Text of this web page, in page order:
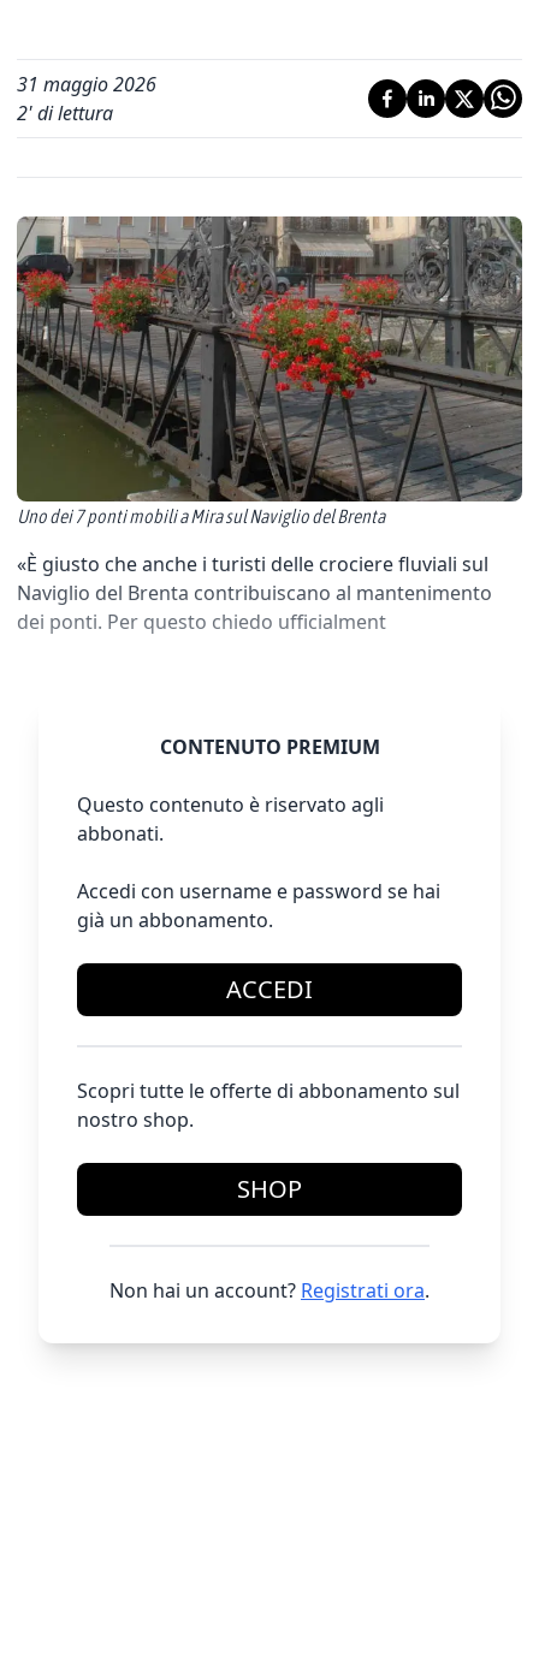
31 maggio 2026
2' di lettura
Uno dei 7 ponti mobili a Mira sul Naviglio del Brenta
«È giusto che anche i turisti delle crociere fluviali sul
Naviglio del Brenta contribuiscano al mantenimento
dei ponti. Per questo chiedo ufficialment
CONTENUTO PREMIUM
Questo contenuto è riservato agli
abbonati.
Accedi con username e password se hai
già un abbonamento.
ACCEDI
Scopri tutte le offerte di abbonamento sul
nostro shop.
SHOP
Non hai un account? Registrati ora.